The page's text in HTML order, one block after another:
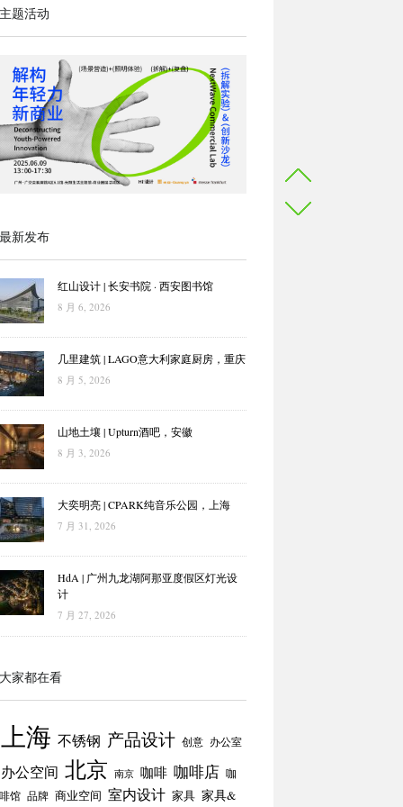
题活动
新发布
红山设计 | 长安书院 · 西安图书馆
8 月 6, 2026
几里建筑 | LAGO意大利家庭厨房，重庆
8 月 5, 2026
山地土壤 | Upturn酒吧，安徽
8 月 3, 2026
大奕明亮 | CPARK纯音乐公园，上海
7 月 31, 2026
HdA | 广州九龙湖阿那亚度假区灯光设
计
7 月 27, 2026
家都在看
上海 不锈钢 产品设计 创意 办公室
办公空间 北京 南京 咖啡 咖啡店 咖
馆 品牌 商业空间 室内设计 家具 家具&